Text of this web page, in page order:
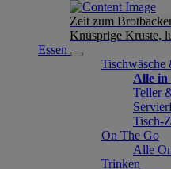
Zeit zum
Knusprige Kruste,
Essen
Tischwäsche
Alle in
Teller
Tisch-
On The Go
Alle
Trinken